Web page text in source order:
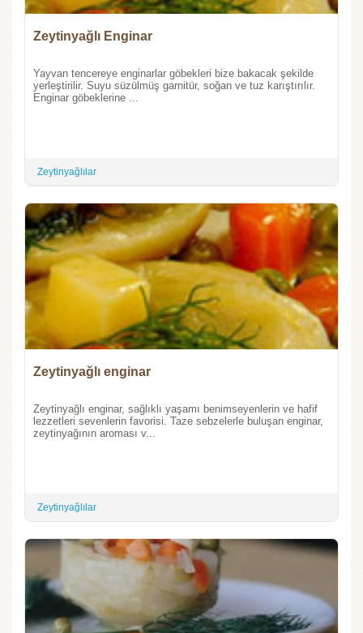
Zeytinyağlı Enginar
Yayvan tencereye enginarlar göbekleri bize bakacak şekilde
yerleştirilir. Suyu süzülmüş garnitür, soğan ve tuz karıştırılır.
Enginar göbeklerine ...
Zeytinyağlılar
Zeytinyağlı enginar
Zeytinyağlı enginar, sağlıklı yaşamı benimseyenlerin ve hafif
lezzetleri sevenlerin favorisi. Taze sebzelerle buluşan enginar,
zeytinyağının aroması v...
Zeytinyağlılar